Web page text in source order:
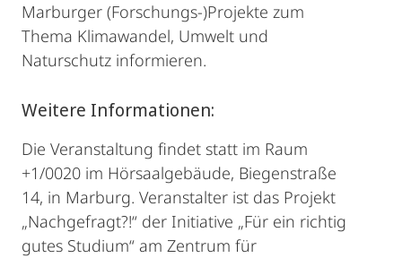
Marburger (Forschungs-)Projekte zum
Thema Klimawandel, Umwelt und
Naturschutz informieren.
Weitere Informationen:
Die Veranstaltung findet statt im Raum
+1/0020 im Hörsaalgebäude, Biegenstraße
14, in Marburg. Veranstalter ist das Projekt
„Nachgefragt?!“ der Initiative „Für ein richtig
gutes Studium“ am Zentrum für